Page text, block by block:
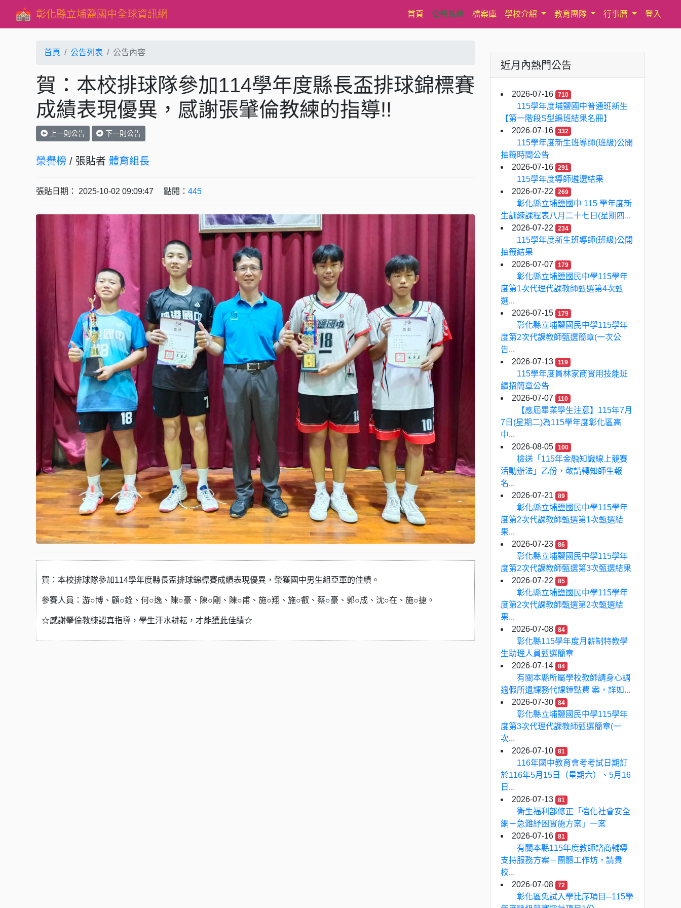
彰化縣立埔鹽國中全球資訊網 首頁(current)
公告系統 檔案庫 學校介紹 教育團隊 行事曆 登入
首頁 公告列表 公告內容
賀：本校排球隊參加114學年度縣長盃排球錦標賽
成績表現優異，感謝張肈倫教練的指導!!
上一則公告 下一則公告
榮譽榜 / 張貼者 體育組長
張貼日期： 2025-10-02 09:09:47 點閱： 445
賀：本校排球隊參加114學年度縣長盃排球錦標賽成績表現優異，榮獲國中男生組亞軍的佳績。
參賽人員：游○博、顧○銓、何○逸、陳○豪、陳○剛、陳○甫、施○翔、施○叡、蔡○豪、郭○成、沈○在、施○捷。
☆感謝肈倫教練認真指導，學生汗水耕耘，才能獲此佳績☆
近月內熱門公告
2026-07-16 710
115學年度埔鹽國中普通班新生
【第一階段S型編班結果名冊】
2026-07-16
332
115學年度新生班導師(班級)公開
抽籤時間公告
2026-07-16
291
115學年度導師遴選結果
2026-07-22
269
彰化縣立埔鹽國中 115 學年度新
生訓練課程表八月二十七日(星期四...
2026-07-22
234
115學年度新生班導師(班級)公開
抽籤結果
2026-07-07
179
彰化縣立埔鹽國民中學115學年
度第1次代理代課教師甄選第4次甄
選...
2026-07-15
179
彰化縣立埔鹽國民中學115學年
度第2次代課教師甄選簡章(一次公
告...
2026-07-13
119
115學年度員林家商實用技能班
續招簡章公告
2026-07-07
110
【應屆畢業學生注意】115年7月
7日(星期二)為115學年度彰化區高
中...
2026-08-05
100
檢送「115年金融知識線上競賽
活動辦法」乙份，敬請轉知師生報
名...
2026-07-21
89
彰化縣立埔鹽國民中學115學年
度第2次代課教師甄選第1次甄選結
果...
2026-07-23
86
彰化縣立埔鹽國民中學115學年
度第2次代課教師甄選第3次甄選結果
2026-07-22
85
彰化縣立埔鹽國民中學115學年
度第2次代課教師甄選第2次甄選結
果...
2026-07-08
84
彰化縣115學年度月薪制特教學
生助理人員甄選簡章
2026-07-14
84
有關本縣所屬學校教師請身心調
適假所遺課務代課鐘點費 案，詳如...
2026-07-30
84
彰化縣立埔鹽國民中學115學年
度第3次代理代課教師甄選簡章(一
次...
2026-07-10
81
116年國中教育會考考試日期訂
於116年5月15日（星期六）、5月16
日...
2026-07-13
81
衛生福利部修正「強化社會安全
網－急難紓困實施方案」一案
2026-07-16
81
有關本縣115年度教師諮商輔導
支持服務方案－團體工作坊，請貴
校...
2026-07-08
72
彰化區免試入學比序項目─115學